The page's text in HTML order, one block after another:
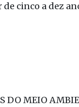
de cinco a dez
DO MEIO